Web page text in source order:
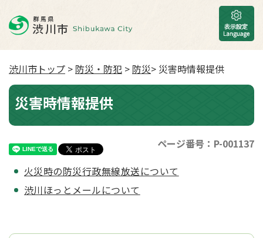
渋川市トップ > 防災・防犯 > 防災> 災害時情報提供
災害時情報提供
ページ番号：P-001137
火災時の防災行政無線放送について
渋川ほっとメールについて